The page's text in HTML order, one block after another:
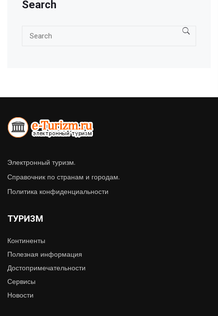
Search
Электронный туризм.
Справочник по странам и городам.
Политика конфиденциальности
ТУРИЗМ
Континенты
Полезная информация
Достопримечательности
Сервисы
Новости